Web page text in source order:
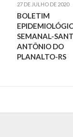
27 DE JULHO DE 2020
BOLETIM
SEMANAL-
ANTÔNIO DO
PLANALTO-RS